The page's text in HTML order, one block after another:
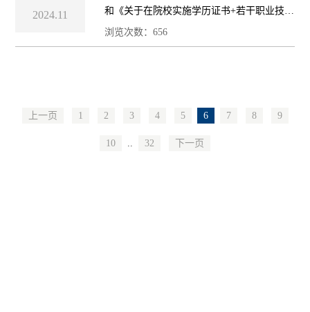
2024.11
和《关于在院校实施学历证书+若干职业技能
等级证书制度试点方案》等文件精神，11月3
日，我校成功举办首批育婴员（中级）、保
浏览次数：656
上一页 1 2 3 4 5 6 7 8 9
10 .. 32 下一页